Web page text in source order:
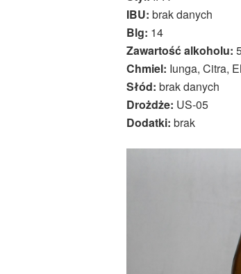
IBU: brak danych
Blg: 14
Zawartość alkoholu:
Chmiel: Iunga, Citra,
Słód: brak danych
Drożdże: US-05
Dodatki: brak